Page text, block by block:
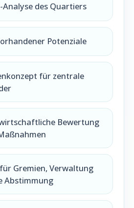
des Quartiers
Potenziale
für zentrale
Bewertung
Gremien, Verwaltung
Abstimmung